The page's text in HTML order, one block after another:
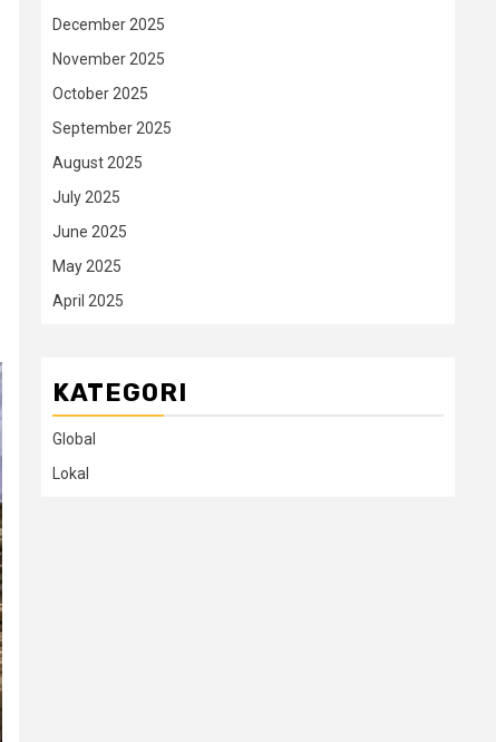
December 2025
November 2025
October 2025
September 2025
August 2025
July 2025
June 2025
May 2025
April 2025
KATEGORI
Global
Lokal